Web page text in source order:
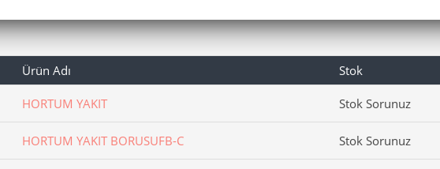
Ürün Adı Stok
HORTUM YAKIT Stok Sorunuz
HORTUM YAKIT BORUSUFB-C Stok Sorunuz